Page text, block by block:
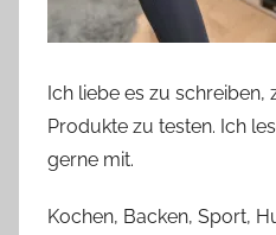
Ich liebe es zu
Produkte zu testen. Ich
gerne mit.
Kochen, Backen, Sport,